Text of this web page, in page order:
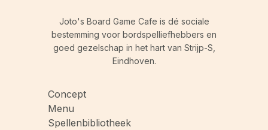
Joto's Board Game Cafe is dé sociale
bestemming voor bordspelliefhebbers en
goed gezelschap in het hart van Strijp-S,
Eindhoven.
Concept
Menu
Spellenbibliotheek